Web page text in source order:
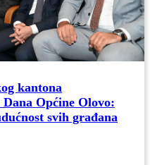
kantona
Općine Olovo:
svih građana